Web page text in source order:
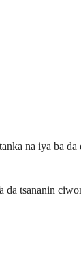
na iya ba
tsananin